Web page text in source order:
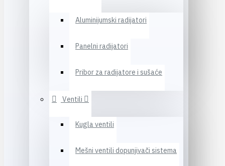
Aluminijumski radijatori
Panelni radijatori
Pribor za radijatore i sušaće
Ventili
Kugla ventili
Mešni ventili dopunjivači sistema